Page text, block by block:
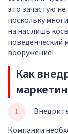
это зачастую
поскольку
на нас лишь
поведенческий
вооружение!
Как
Компании